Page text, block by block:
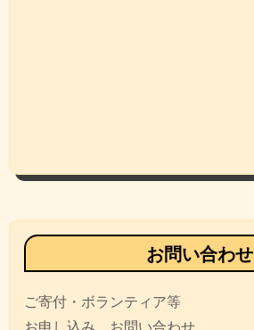
お問い合わせ
ご寄付・ボランティア等